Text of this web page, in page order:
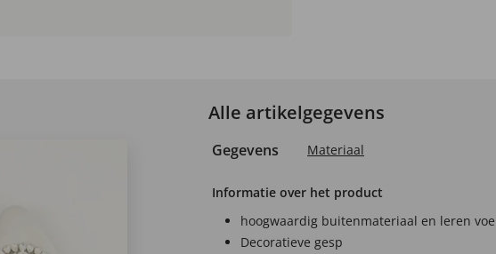
Alle artikelgegevens
Gegevens Materiaal
Informatie over het product
hoogwaardig buitenmateriaal en leren
Decoratieve gesp